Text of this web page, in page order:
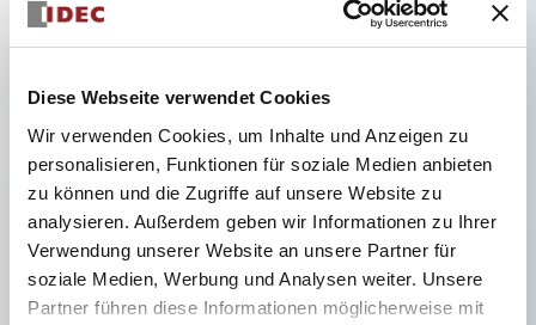
Diese Webseite verwendet Cookies
Wir verwenden Cookies, um Inhalte und Anzeigen zu
personalisieren, Funktionen für soziale Medien anbieten
zu können und die Zugriffe auf unsere Website zu
analysieren. Außerdem geben wir Informationen zu Ihrer
Verwendung unserer Website an unsere Partner für
soziale Medien, Werbung und Analysen weiter. Unsere
Partner führen diese Informationen möglicherweise mit
auch bei der Montage in großer Höhe gut sichtbar
Verwendung von superhellen, flächenstrahlenden
Super-LEDs.
Durch die Verwendung der SS-Klemmenstruktur
wird der Verkabelungsaufwand reduziert, zudem
sind Klemmenabdeckung und Gehäuse in einem
Stück gefertigt und eine
Schraubenverlustsicherung realisiert.